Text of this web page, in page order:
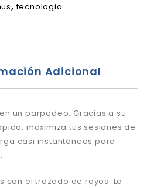
,tecnologia
Adicional
un parpadeo: Gracias a su
maximiza tus sesiones de
casi instantáneos para
con el trazado de rayos: La